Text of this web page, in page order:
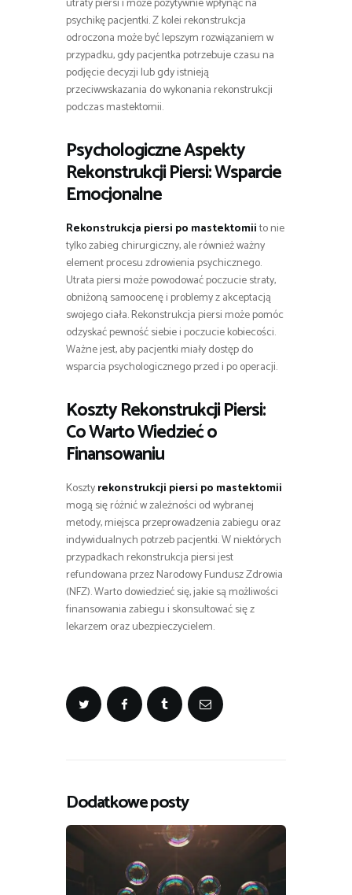
psychikę pacjentki. Z kolei rekonstrukcja
odroczona może być lepszym rozwiązaniem w
przypadku, gdy pacjentka potrzebuje czasu na
podjęcie decyzji lub gdy istnieją
przeciwwskazania do wykonania rekonstrukcji
podczas mastektomii.
Psychologiczne Aspekty
Rekonstrukcji Piersi: Wsparcie
Emocjonalne
Rekonstrukcja piersi po mastektomiito nie
tylko zabieg chirurgiczny, ale również ważny
element procesu zdrowienia psychicznego.
Utrata piersi może powodować poczucie straty,
obniżoną samoocenę i problemy z akceptacją
swojego ciała. Rekonstrukcja piersi może pomóc
odzyskać pewność siebie i poczucie kobiecości.
Ważne jest, aby pacjentki miały dostęp do
wsparcia psychologicznego przed i po operacji.
Koszty Rekonstrukcji Piersi:
Co Warto Wiedzieć o
Finansowaniu
Kosztyrekonstrukcji piersi po mastektomii
mogą się różnić w zależności od wybranej
metody, miejsca przeprowadzenia zabiegu oraz
indywidualnych potrzeb pacjentki. W niektórych
przypadkach rekonstrukcja piersi jest
refundowana przez Narodowy Fundusz Zdrowia
(NFZ). Warto dowiedzieć się, jakie są możliwości
finansowania zabiegu i skonsultować się z
lekarzem oraz ubezpieczycielem.
Dodatkowe posty